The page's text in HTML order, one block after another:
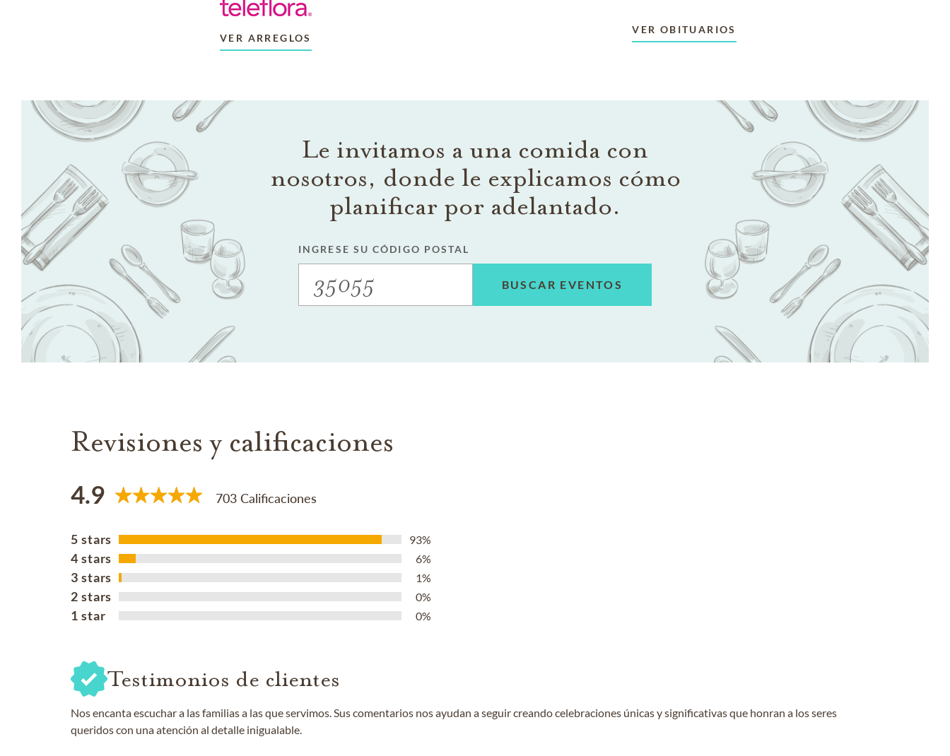
VER ARREGLOS
VER OBITUARIOS
Le invitamos a una comida con
nosotros, donde le explicamos cómo
planificar por adelantado.
INGRESE SU CÓDIGO POSTAL
BUSCAR EVENTOS
Revisiones y calificaciones
4.9 703 Calificaciones
5 stars 93%
4 stars 6%
3 stars 1%
2 stars 0%
1 star 0%
Testimonios de clientes
Nos encanta escuchar a las familias a las que servimos. Sus comentarios nos ayudan a seguir creando celebraciones únicas y significativas que honran a los seres
queridos con una atención al detalle inigualable.